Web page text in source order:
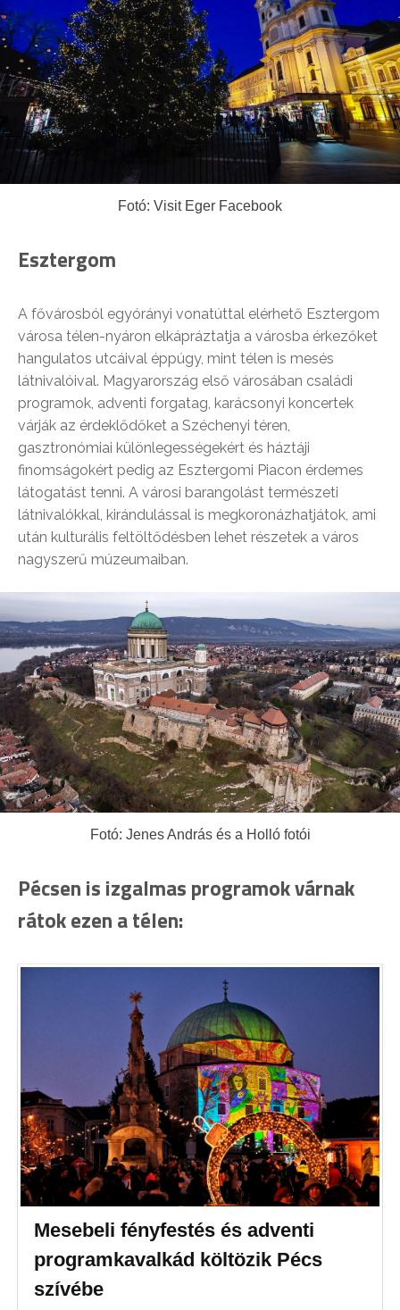
Fotó: Visit Eger Facebook
Esztergom
A fővárosból egyórányi vonatúttal elérhető Esztergom
városa télen-nyáron elkápráztatja a városba érkezőket
hangulatos utcáival éppúgy, mint télen is mesés
látnivalóival. Magyarország első városában családi
programok, adventi forgatag, karácsonyi koncertek
várják az érdeklődőket a Széchenyi téren,
gasztronómiai különlegességekért és háztáji
finomságokért pedig az Esztergomi Piacon érdemes
látogatást tenni. A városi barangolást természeti
látnivalókkal, kirándulással is megkoronázhatjátok, ami
után kulturális feltöltődésben lehet részetek a város
nagyszerű múzeumaiban.
Fotó: Jenes András és a Holló fotói
Pécsen is izgalmas programok várnak
rátok ezen a télen:
Mesebeli fényfestés és adventi
programkavalkád költözik Pécs
szívébe